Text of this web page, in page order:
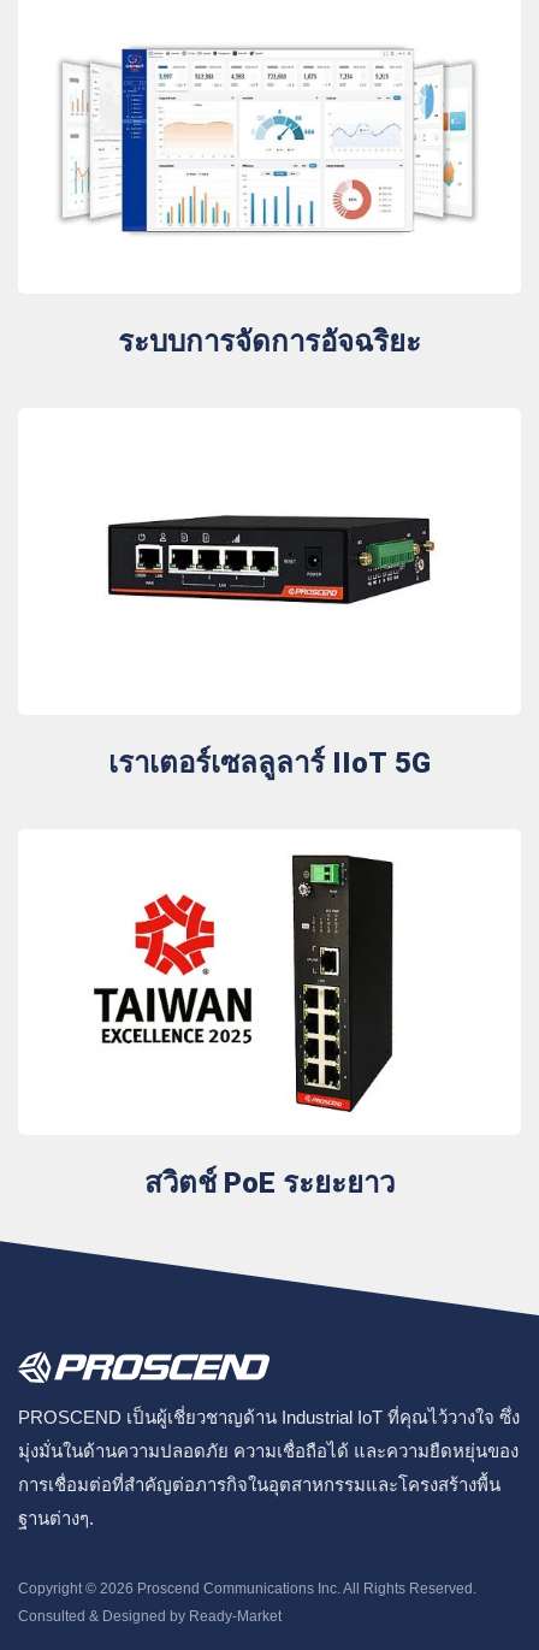
ระบบการจัดการอัจฉริยะ
เราเตอร์เซลลูลาร์ IIoT 5G
สวิตช์ PoE ระยะยาว
PROSCEND เป็นผู้เชี่ยวชาญด้าน Industrial IoT ที่คุณไว้วางใจ ซึ่ง
มุ่งมั่นในด้านความปลอดภัย ความเชื่อถือได้ และความยืดหยุ่นของ
การเชื่อมต่อที่สำคัญต่อภารกิจในอุตสาหกรรมและโครงสร้างพื้น
ฐานต่างๆ.
Copyright © 2026 Proscend Communications Inc.All Rights Reserved.
Consulted & Designed by Ready-Market